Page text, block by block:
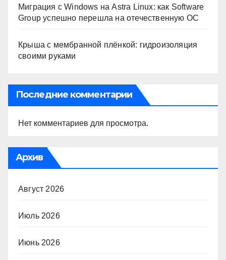
Миграция с Windows на Astra Linux: как Software
Group успешно перешла на отечественную ОС
Крыша с мембранной плёнкой: гидроизоляция
своими руками
Последние комментарии
Нет комментариев для просмотра.
Архив
Август 2026
Июль 2026
Июнь 2026